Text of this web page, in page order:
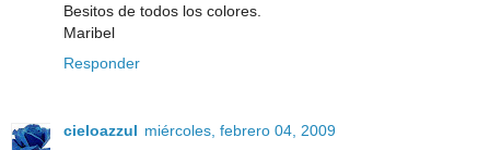
Besitos de todos los colores.
Maribel
Responder
cieloazzul miércoles, febrero 04, 2009